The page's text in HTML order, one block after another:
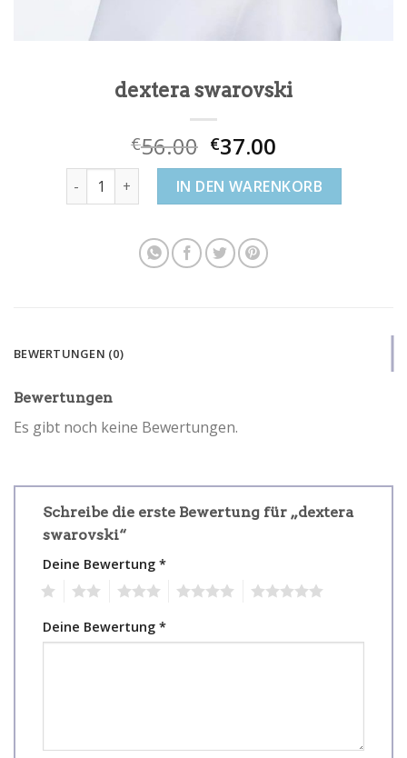
dextera swarovski
€56.00 €37.00
dextera swarovski MengeIN DEN WARENKORB
BEWERTUNGEN (0)
Bewertungen
Es gibt noch keine Bewertungen.
Schreibe die erste Bewertung für „dextera
swarovski“
Deine Bewertung *
Deine Bewertung *